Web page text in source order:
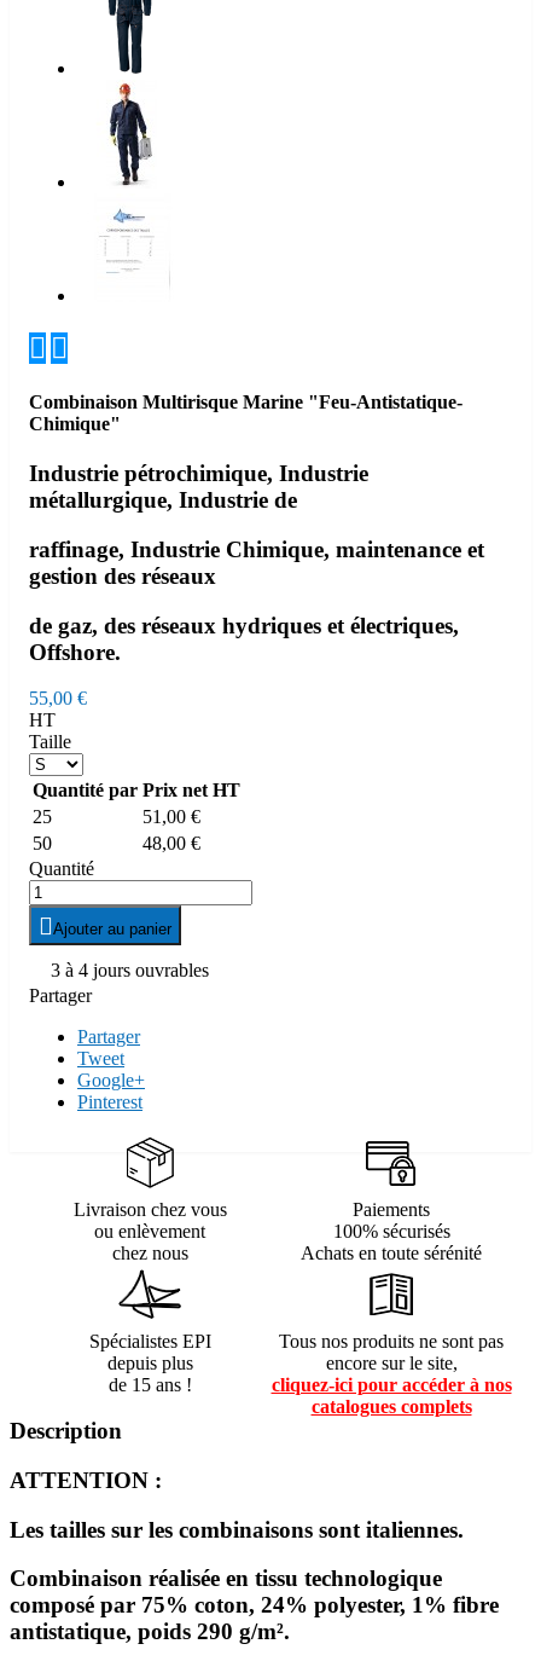
 
Combinaison Multirisque Marine "Feu-Antistatique-
Chimique"
Industrie pétrochimique, Industrie
métallurgique, Industrie de
raffinage, Industrie Chimique, maintenance et
gestion des réseaux
de gaz, des réseaux hydriques et électriques,
Offshore.
55,00 €
HT
Taille
Quantité par Prix net HT
25
51,00 €
50
48,00 €
Quantité
Ajouter au panier
3 à 4 jours ouvrables
Partager
Partager
Tweet
Google+
Pinterest
Livraison chez vous
ou enlèvement
chez nous
Paiements
100% sécurisés
Achats en toute sérénité
Spécialistes EPI
depuis plus
de 15 ans !
Tous nos produits ne sont pas
encore sur le site,
cliquez-ici pour accéder à nos
catalogues complets
Description
ATTENTION :
Les tailles sur les combinaisons sont italiennes.
Combinaison réalisée en tissu technologique
composé par 75% coton, 24% polyester, 1% fibre
antistatique, poids 290 g/m².